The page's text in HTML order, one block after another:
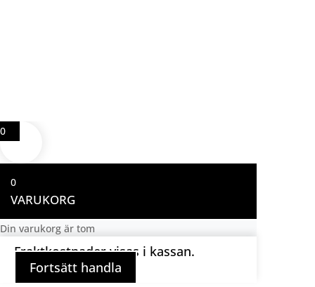
0
0
VARUKORG
Din varukorg är tom
Fraktkostnader visas i kassan.
Fortsätt handla